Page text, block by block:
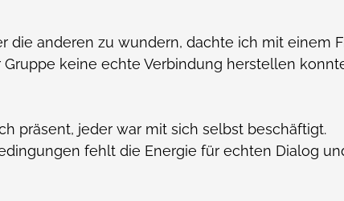
die anderen zu wundern, dachte ich mit einem
keine echte Verbindung herstellen
präsent, jeder war mit sich selbst beschäftigt.
fehlt die Energie für echten Dialog